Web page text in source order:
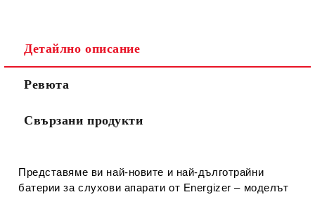
Съгласен съм с
Ние ще се свържем с вас в рамките на работния ден.
Детайлно описание
Ревюта
Свързани продукти
Представяме ви най-новите и най-дълготрайни
батерии за слухови апарати от Energizer – моделът